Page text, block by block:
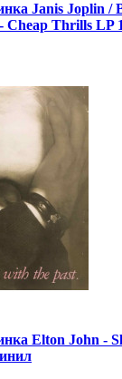
Janis Joplin /
Cheap Thrills LP
Elton John -